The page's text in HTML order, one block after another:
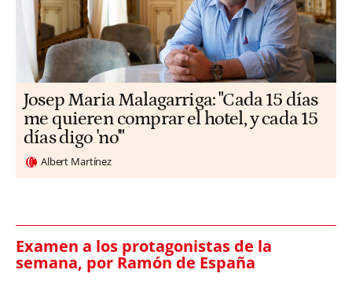
​​Josep Maria Malagarriga: "Cada 15 días
me quieren comprar el hotel, y cada 15
días digo 'no'"
Albert Martínez
Examen a los protagonistas de la
semana, por Ramón de España